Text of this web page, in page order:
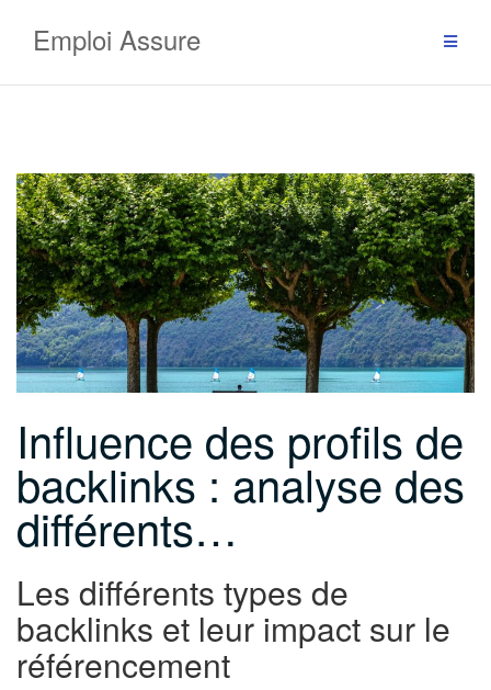
contenuEmploi Assure
Influence des profils de
backlinks : analyse des
différents…
Les différents types de
backlinks et leur impact sur le
référencement